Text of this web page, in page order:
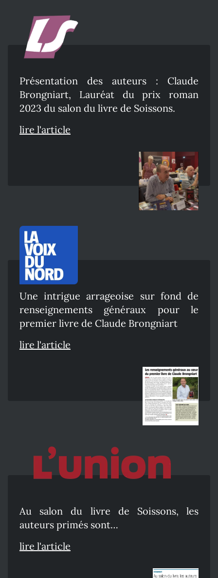
Présentation des auteurs : Claude
Brongniart, Lauréat du prix roman
2023 du salon du livre de Soissons.
lire l'article
Une intrigue arrageoise sur fond de
renseignements généraux pour le
premier livre de Claude Brongniart
lire l'article
Au salon du livre de Soissons, les
auteurs primés sont…
lire l'article